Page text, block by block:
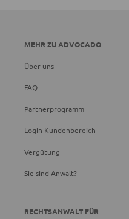
MEHR ZU ADVOCADO
Über uns
FAQ
Partnerprogramm
Login Kundenbereich
Vergütung
Sie sind Anwalt?
RECHTSANWALT FÜR